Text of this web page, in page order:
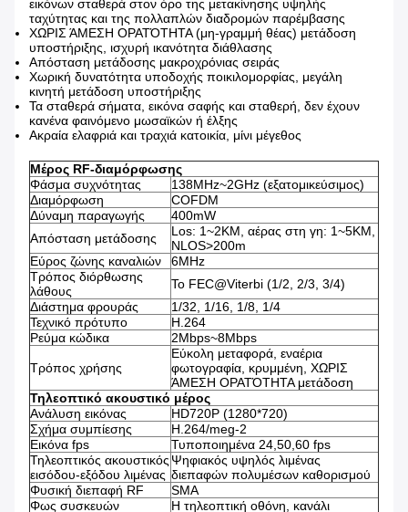
εικόνων σταθερά στον όρο της μετακίνησης υψηλής
ταχύτητας και της πολλαπλών διαδρομών παρέμβασης
ΧΩΡΙΣ ΆΜΕΣΗ ΟΡΑΤΌΤΗΤΑ (μη-γραμμή θέας) μετάδοση
υποστήριξης, ισχυρή ικανότητα διάθλασης
Απόσταση μετάδοσης μακροχρόνιας σειράς
Χωρική δυνατότητα υποδοχής ποικιλομορφίας, μεγάλη
κινητή μετάδοση υποστήριξης
Τα σταθερά σήματα, εικόνα σαφής και σταθερή, δεν έχουν
κανένα φαινόμενο μωσαϊκών ή έλξης
Ακραία ελαφριά και τραχιά κατοικία, μίνι μέγεθος
Μέρος RF-διαμόρφωσης
Φάσμα συχνότητας
138MHz~2GHz (εξατομικεύσιμος)
Διαμόρφωση
COFDM
Δύναμη παραγωγής
400mW
Απόσταση μετάδοσης
Los: 1~2KM, αέρας στη γη: 1~5KM,
NLOS>200m
Εύρος ζώνης καναλιών
6MHz
Τρόπος διόρθωσης
λάθους
Το FEC@Viterbi (1/2, 2/3, 3/4)
Διάστημα φρουράς
1/32, 1/16, 1/8, 1/4
Τεχνικό πρότυπο
H.264
Ρεύμα κώδικα
2Mbps~8Mbps
Τρόπος χρήσης
Εύκολη μεταφορά, εναέρια
φωτογραφία, κρυμμένη, ΧΩΡΙΣ
ΆΜΕΣΗ ΟΡΑΤΌΤΗΤΑ μετάδοση
Τηλεοπτικό ακουστικό μέρος
Ανάλυση εικόνας
HD720P (1280*720)
Σχήμα συμπίεσης
H.264/meg-2
Εικόνα fps
Τυποποιημένα 24,50,60 fps
Τηλεοπτικός ακουστικός
εισόδου-εξόδου λιμένας
Ψηφιακός υψηλός λιμένας
διεπαφών πολυμέσων καθορισμού
Φυσική διεπαφή RF
SMA
Φως συσκευών
Η τηλεοπτική οθόνη, κανάλι